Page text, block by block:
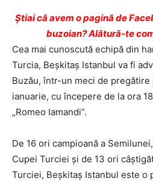
Ştiai că avem o pagină de
buzoian? Alătură-te
Cea mai cunoscută echipă din
Turcia, Beşkitaş Istanbul va fi
Buzău, într-un meci de
ianuarie, cu începere de la ora
„Romeo Iamandi”.
De 16 ori campioană a
Cupei Turciei şi de 13 ori
Turciei, Beşkitaş Istanbul este o